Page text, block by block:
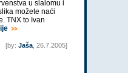
u slalomu i
možete naći
TNX to Ivan
[by: Jaša, 26.7.2005]